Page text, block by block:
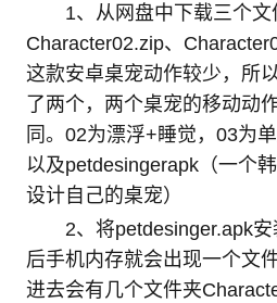
1、从网盘中下载三个文
Character02.zip、
这款安卓桌宠动作较少，所
了两个，两个桌宠的移动动
同。02为漂浮+睡觉，03为
以及petdesingerapk（一个
设计自己的桌宠）
2、将petdesinger.apk
后手机内存就会出现一个文
进去会有几个文件夹